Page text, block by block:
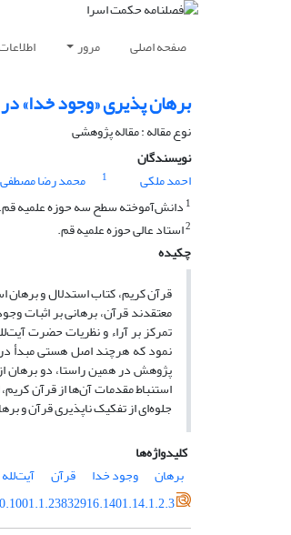
صفحه اصلی مرور
برهان پذیری «وجود خدا»
نوع مقاله : مقاله پژوهشی
نویسندگان
احمد ملکی
1 محمد رضا مصطفی
1 دانش‌آموخته سطح سه حوزه علمیه قم.
2استاد عالی حوزه علمیه قم.
چکیده
قرآن کریم، کتاب استدلال و
معتقدند قرآن، برهانی بر اثبات
تمرکز بر آراء و نظریات حضرت
نمود که هرچند اصل هستی مبدأ
پژوهش در همین راستا، دو برهان
استنباط مقدمات آن‌ها از قرآن
جلوه‌ای از تفکیک ناپذیری قرآن و
کلیدواژه‌ها
برهان
وجود خدا قرآن